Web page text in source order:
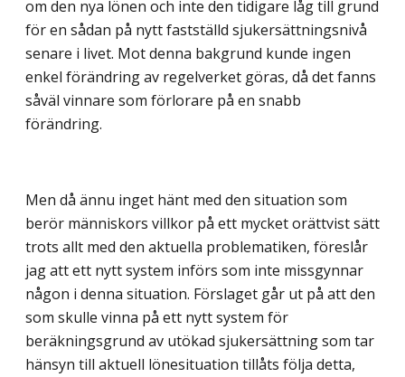
om den nya lönen och inte den tidigare låg till grund
för en sådan på nytt fastställd sjukersättningsnivå
senare i livet. Mot denna bakgrund kunde ingen
enkel förändring av regelverket göras, då det fanns
såväl vinnare som förlorare på en snabb
förändring.
Men då ännu inget hänt med den situation som
berör människors villkor på ett mycket orättvist sätt
trots allt med den aktuella problematiken, föreslår
jag att ett nytt system införs som inte missgynnar
någon i denna situation. Förslaget går ut på att den
som skulle vinna på ett nytt system för
beräkningsgrund av utökad sjukersättning som tar
hänsyn till aktuell lönesituation tillåts följa detta,